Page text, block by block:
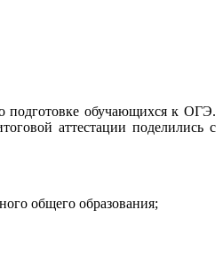
подготовке обучающихся к ОГЭ.
аттестации поделились с
общего образования;